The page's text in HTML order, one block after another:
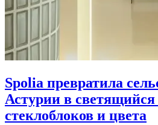
Spolia превратила
Астурии в светящийся
стеклоблоков и цвета